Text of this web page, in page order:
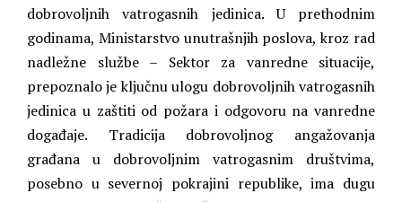
dobrovoljnih vatrogasnih jedinica. U prethodnim
godinama, Ministarstvo unutrašnjih poslova, kroz rad
nadležne službe – Sektor za vanredne situacije,
prepoznalo je ključnu ulogu dobrovoljnih vatrogasnih
jedinica u zaštiti od požara i odgovoru na vanredne
događaje. Tradicija dobrovoljnog angažovanja
građana u dobrovoljnim vatrogasnim društvima,
posebno u severnoj pokrajini republike, ima dugu